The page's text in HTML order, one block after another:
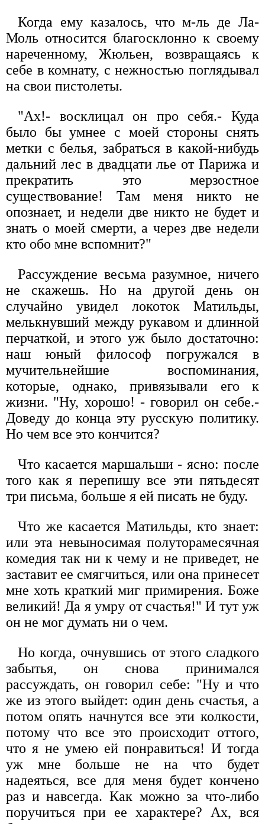
Когда ему казалось, что м-ль де Ла-
Моль относится благосклонно к своему
нареченному, Жюльен, возвращаясь к
себе в комнату, с нежностью поглядывал
на свои пистолеты.
"Ах!- восклицал он про себя.- Куда
было бы умнее с моей стороны снять
метки с белья, забраться в какой-нибудь
дальний лес в двадцати лье от Парижа и
прекратить это мерзостное
существование! Там меня никто не
опознает, и недели две никто не будет и
знать о моей смерти, а через две недели
кто обо мне вспомнит?"
Рассуждение весьма разумное, ничего
не скажешь. Но на другой день он
случайно увидел локоток Матильды,
мелькнувший между рукавом и длинной
перчаткой, и этого уж было достаточно:
наш юный философ погружался в
мучительнейшие воспоминания,
которые, однако, привязывали его к
жизни. "Ну, хорошо! - говорил он себе.-
Доведу до конца эту русскую политику.
Но чем все это кончится?
Что касается маршальши - ясно: после
того как я перепишу все эти пятьдесят
три письма, больше я ей писать не буду.
Что же касается Матильды, кто знает:
или эта невыносимая полуторамесячная
комедия так ни к чему и не приведет, не
заставит ее смягчиться, или она принесет
мне хоть краткий миг примирения. Боже
великий! Да я умру от счастья!" И тут уж
он не мог думать ни о чем.
Но когда, очнувшись от этого сладкого
забытья, он снова принимался
рассуждать, он говорил себе: "Ну и что
же из этого выйдет: один день счастья, а
потом опять начнутся все эти колкости,
потому что все это происходит оттого,
что я не умею ей понравиться! И тогда
уж мне больше не на что будет
надеяться, все для меня будет кончено
раз и навсегда. Как можно за что-либо
поручиться при ее характере? Ах, вся